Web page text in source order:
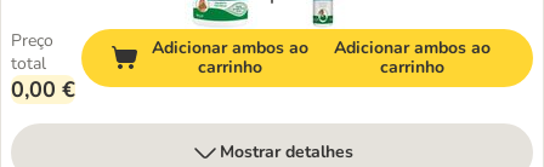
Preço
total
0,00 €
Adicionar ambos ao
carrinho
Adicionar ambos ao
carrinho
Mostrar detalhes